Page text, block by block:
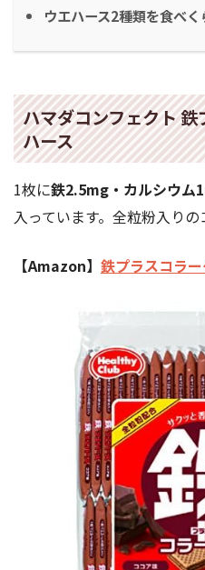
ウエハース2種類を食べく
ハマダコンフェクト
ハース
1枚に鉄2.5mg・カルシウム
入っています。全粒粉入りの
【Amazon】 鉄プラスコラ